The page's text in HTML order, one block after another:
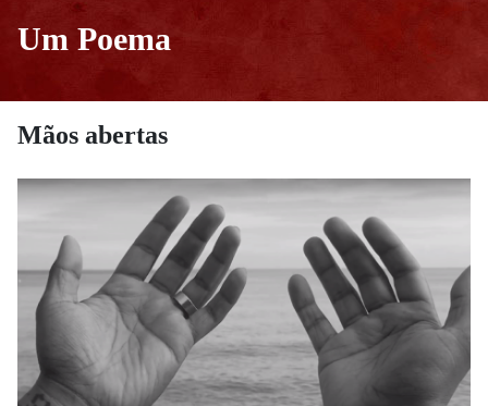
Um Poema
Mãos abertas